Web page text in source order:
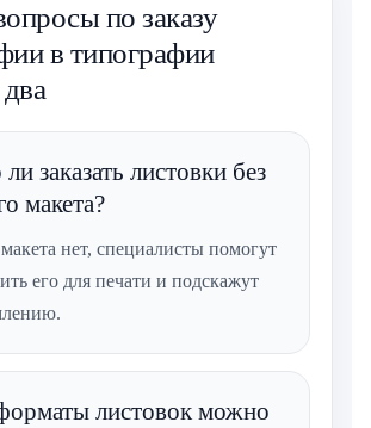
по заказу
в типографии
заказать листовки без
макета?
нет, специалисты помогут
его для печати и подскажут
листовок можно